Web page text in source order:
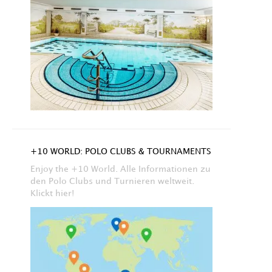
+10 WORLD: POLO CLUBS & TOURNAMENTS
Enjoy the +10 World. Alle Informationen zu
den Polo Clubs und Turnieren weltweit.
Klickt hier!